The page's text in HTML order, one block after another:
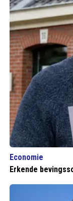
Economie
Erkende